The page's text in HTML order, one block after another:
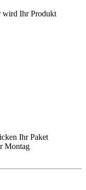
wird Ihr Produkt
Ihr Paket
Montag